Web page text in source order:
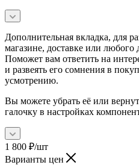
Дополнительная вкладка, для
магазине, доставке или любого
Поможет вам ответить на
и развеять его сомнения в
усмотрению.
Вы можете убрать её или
галочку в настройках
1 800 ₽/шт
Варианты цен